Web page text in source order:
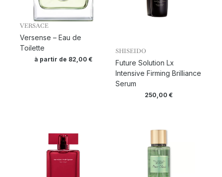
VERSACE
Versense – Eau de
Toilette
à partir de 82,00 €
SHISEIDO
Future Solution Lx
Intensive Firming Brilliance
Serum
250,00 €